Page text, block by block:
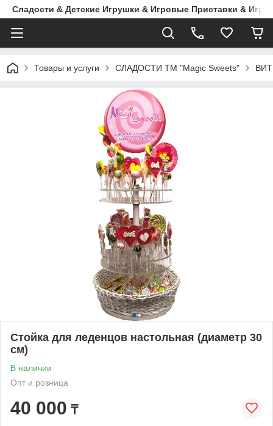
Сладости & Детские Игрушки & Игровые Приставки & Игры
Товары и услуги СЛАДОСТИ ТМ "Magic Sweets"
Стойка для леденцов настольная (диаметр 30
см)
В наличии
Опт и розница
40 000 ₸